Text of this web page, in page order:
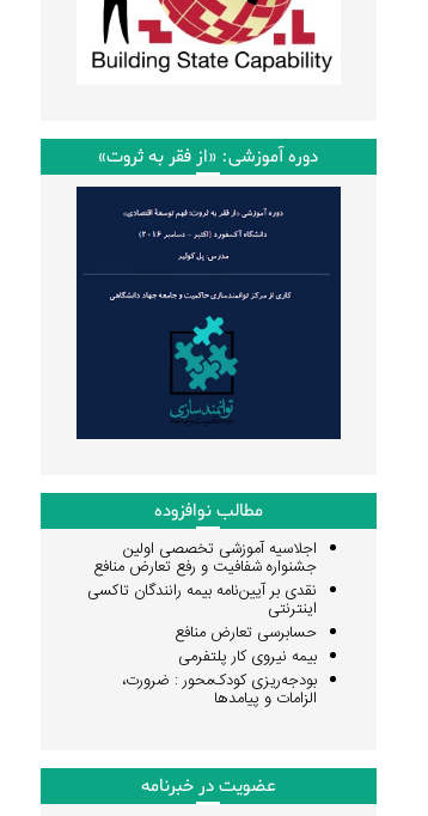
دوره آموزشی: «از فقر به ثروت»
مطالب نوافزوده
اجلاسیه آموزشی تخصصی اولین
جشنواره شفافیت و رفع تعارض منافع
نقدی بر آیین‌نامه بیمه رانندگان تاکسی
اینترنتی
حسابرسی تعارض منافع
بیمه نیروی کار پلتفرمی
بودجه‌ریزی کودک‌محور : ضرورت،
الزامات و پیامدها
عضویت در خبرنامه